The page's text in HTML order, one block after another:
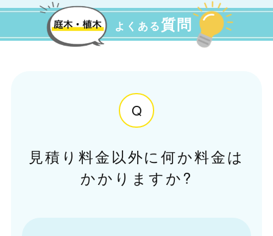
よくある質問
Q
見積り料金以外に何か料金は
かかりますか?